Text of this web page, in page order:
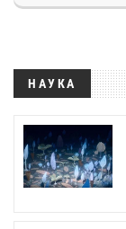
НАУКА